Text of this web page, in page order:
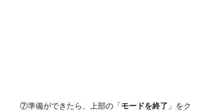
⑦準備ができたら、上部の「モードを終了 」をク